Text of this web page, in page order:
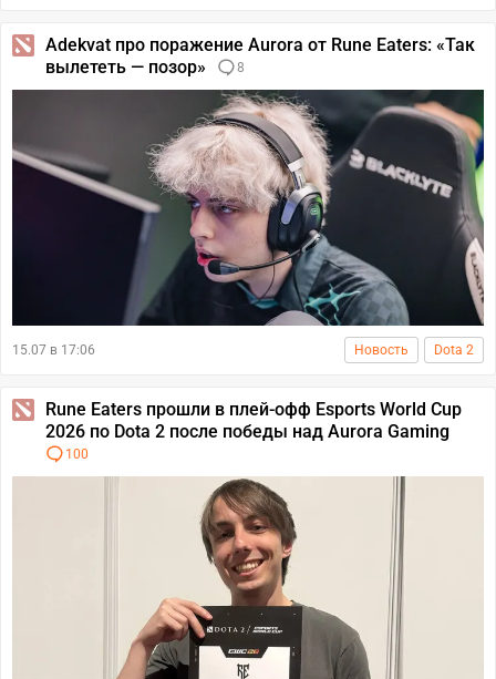
Adekvat про поражение Aurora от Rune Eaters: «Так
вылететь — позор»
8
15.07 в 17:06 Новость Dota 2
Rune Eaters прошли в плей-офф Esports World Cup
2026 по Dota 2 после победы над Aurora Gaming
100